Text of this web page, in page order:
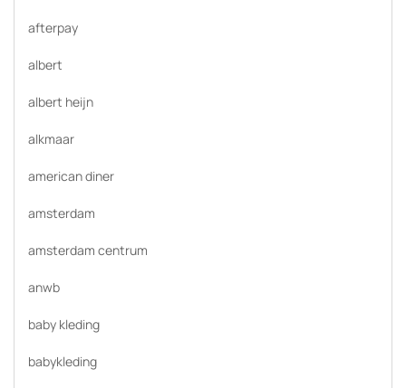
afterpay
albert
albert heijn
alkmaar
american diner
amsterdam
amsterdam centrum
anwb
baby kleding
babykleding